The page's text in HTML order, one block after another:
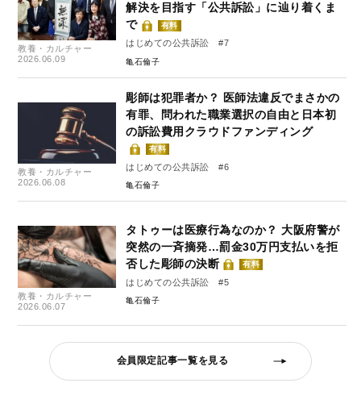
教養・カルチャー
2026.06.09
解決を目指す「公共訴訟」に辿り着くま
で
有料
はじめての公共訴訟 #7
亀石倫子
教養・カルチャー
2026.06.08
彫師は犯罪者か？ 医師法違反でまさかの
有罪、問われた職業選択の自由と日本初
の訴訟費用クラウドファンディング
有料
はじめての公共訴訟 #6
亀石倫子
教養・カルチャー
2026.06.07
タトゥーは医療行為なのか？ 大阪府警が
突然の一斉摘発…罰金30万円支払いを拒
否した彫師の決断
有料
はじめての公共訴訟 #5
亀石倫子
会員限定記事一覧を見る